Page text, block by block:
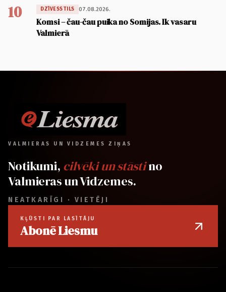
10 DZĪVESSTILS 07.08.2026.
Komsi – čau-čau puika no Somijas. Ik vasaru
Valmierā
VALMIERAS UN VIDZEMES ZIŅAS
Notikumi, cilvēki un stāstino
Valmieras un Vidzemes.
NEATKARĪGI · VIETĒJI
KĻŪSTI PAR LASĪTĀJU
Abonē Liesmu